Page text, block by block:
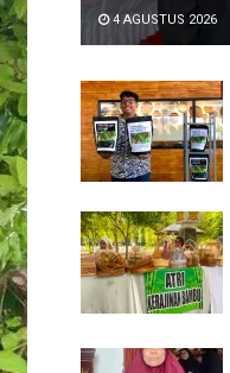
4 AGUSTUS 2026